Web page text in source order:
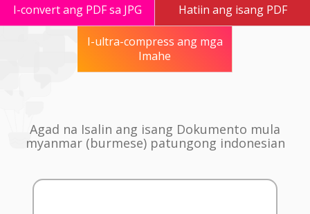
I-convert ang PDF sa JPG Hatiin ang isang PDF
I-ultra-compress ang mga
Imahe
Agad na Isalin ang isang Dokumento mula
myanmar (burmese) patungong indonesian